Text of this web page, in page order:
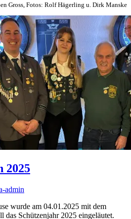
Gross, Fotos: Rolf Hägerling u. Dirk Manske
2025
admin
wurde am 04.01.2025 mit dem
das Schützenjahr 2025 eingeläutet.